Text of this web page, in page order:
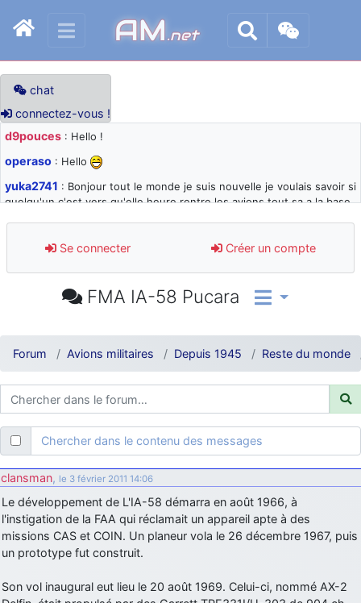
AM.net
chat
connectez-vous !
d9pouces : Hello !
operaso : Hello
yuka2741 : Bonjour tout le monde je suis nouvelle je voulais savoir si
quelqu'un c'est vers qu'elle heure rentre les avions tout sa a la base
d9pouces: désolé pour les quelques blocages du site ces derniers
jours : je teste des méthodes contre le spam et les bots trop nocifs
: Super, la nouvelle bannière
comprendre
d9pouces: ouakamois > si tu parles du sujet sur l'Armée de l'Air,
bien sûr que oui !
je suis un avion@,._,+: Bonjour je viens d'arriver il y a quelques
moi et quelques avions n'ont pas les mêmes noms qu'aujourd'hui
ouakamois: Bonjourà toutes et à tous.en espérantque ces
quelques images du Pays Basque vous auront plu ; Agur…
d9pouces: Malheureusement non un peu trop loin pour moi !
fox_50: Bonjour, certains parmis vous étaient-ils présent au
meeting de Lann Bihoué de 2026 ?
cachée dans les pins: Coucou et excellente année 2026 à tous et
au site!
Se connecter Créer un compte
FMA IA-58 Pucara
Forum Avions militaires Depuis 1945 Reste du monde
Chercher dans le contenu des messages
clansman, le 3 février 2011 14:06
Le développement de L'IA-58 démarra en août 1966, à
l'instigation de la FAA qui réclamait un appareil apte à des
missions CAS et COIN. Un planeur vola le 26 décembre 1967, puis
un prototype fut construit.
Son vol inaugural eut lieu le 20 août 1969. Celui-ci, nommé AX-2